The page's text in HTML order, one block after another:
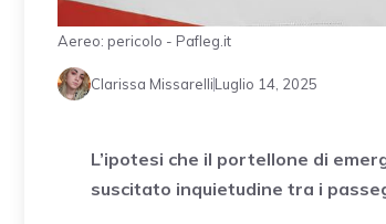
Aereo: pericolo - Pafleg.it
Clarissa MissarelliLuglio 14, 2025
L’ipotesi che il portellone di
suscitato inquietudine tra i